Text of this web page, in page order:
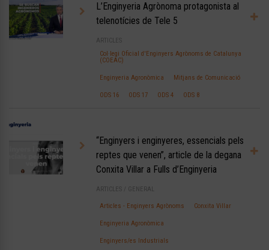
L’Enginyeria Agrònoma protagonista al
telenotícies de Tele 5
ARTICLES
Col·legi Oficial d'Enginyers Agrònoms de Catalunya
(COEAC)
Enginyeria Agronòmica Mitjans de Comunicació
ODS 16 ODS 17 ODS 4 ODS 8
“Enginyers i enginyeres, essencials pels
reptes que venen”, article de la degana
Conxita Villar a Fulls d’Enginyeria
ARTICLES GENERAL
Articles - Enginyers Agrònoms Conxita Villar
Enginyeria Agronòmica
Enginyers/es Industrials